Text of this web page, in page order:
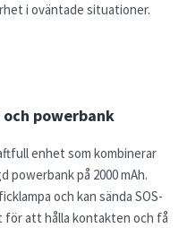
i oväntade situationer.
powerbank
enhet som kombinerar
på 2000 mAh.
och kan sända SOS-
att hålla kontakten och få